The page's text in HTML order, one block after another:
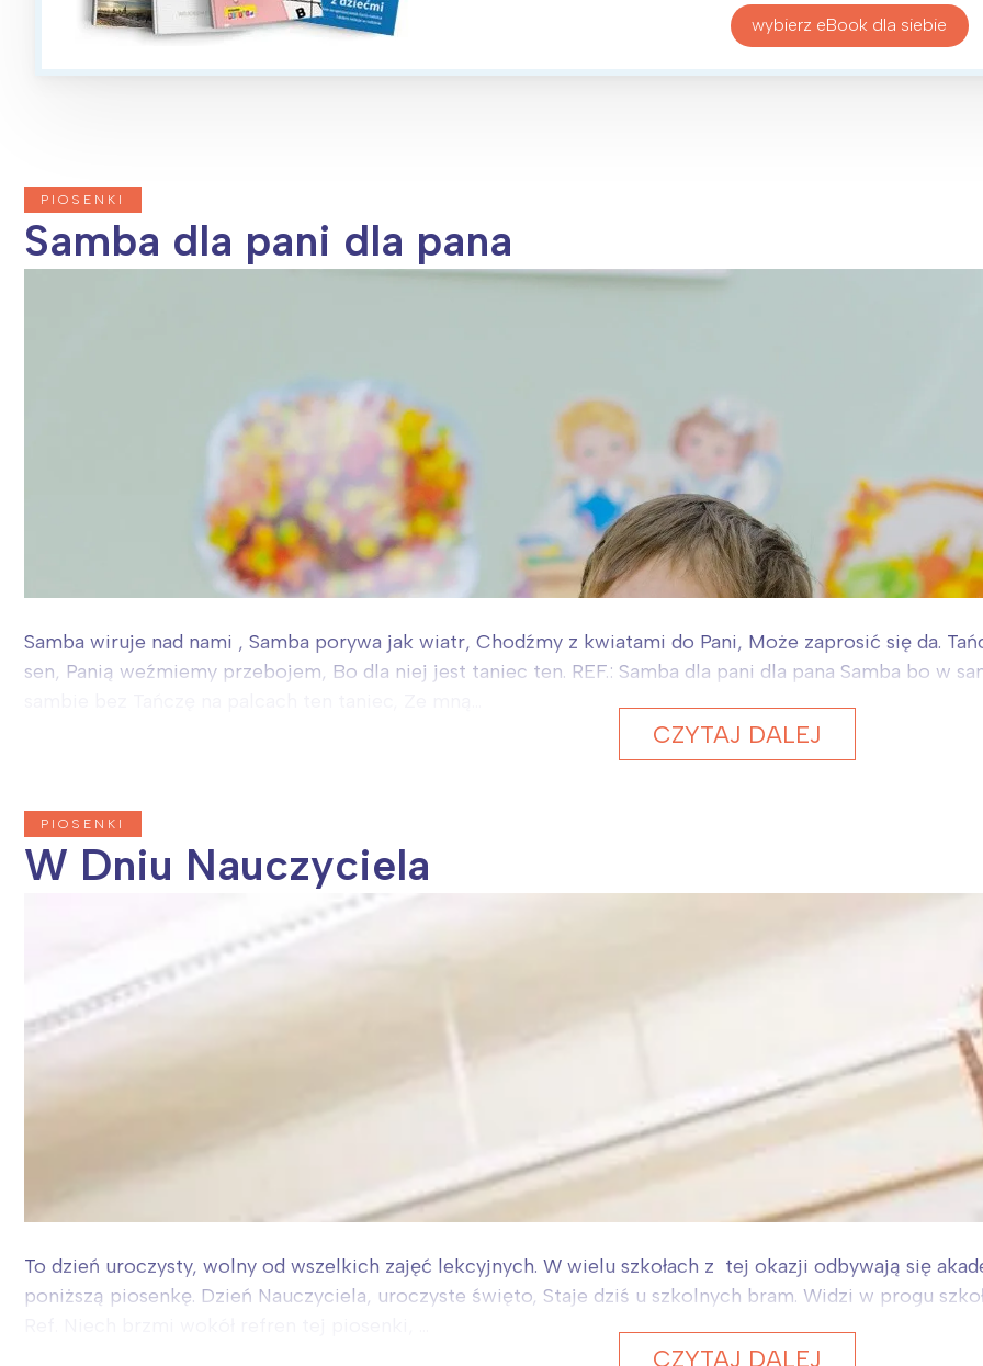
wybierz eBook dla siebie
PIOSENKI
Samba dla pani dla pana
Samba wiruje nad nami , Samba porywa jak wiatr, Chodźmy z kwiatami do Pani, Może zaprosić się da.
sen, Panią weźmiemy przebojem, Bo dla niej jest taniec ten. REF.: Samba dla pani dla pana Samba bo w
CZYTAJ DALEJ
PIOSENKI
W Dniu Nauczyciela
To dzień uroczysty, wolny od wszelkich zajęć lekcyjnych. W wielu szkołach z tej okazji odbywają się
poniższą piosenkę. Dzień Nauczyciela, uroczyste święto, Staje dziś u szkolnych bram. Widzi w progu
CZYTAJ DALEJ
Wybieram